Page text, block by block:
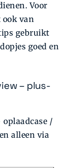
Voor
ook van
gebruikt
goed en
– plus-
oplaadcase /
alleen via